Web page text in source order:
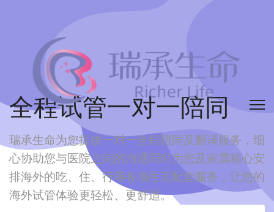
全程试管一对一陪同
瑞承生命为您提供一对一全程陪同及翻译服务，细
心协助您与医院之间的沟通 同时为您及家属精心安
排海外的吃、住、行等各项生活配套服务，让您的
海外试管体验更轻松、更舒适。